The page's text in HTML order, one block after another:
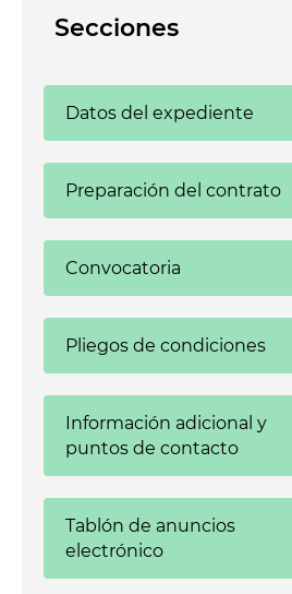
Secciones
Datos del expediente
Preparación del contrato
Convocatoria
Pliegos de condiciones
Información adicional y
puntos de contacto
Tablón de anuncios
electrónico